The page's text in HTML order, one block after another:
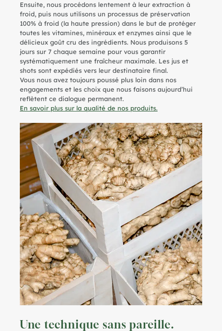
Ensuite, nous procédons lentement à leur extraction à
froid, puis nous utilisons un processus de préservation
100% à froid (la haute pression) dans le but de protéger
toutes les vitamines, minéraux et enzymes ainsi que le
délicieux goût cru des ingrédients. Nous produisons 5
jours sur 7 chaque semaine pour vous garantir
systématiquement une fraîcheur maximale. Les jus et
shots sont expédiés vers leur destinataire final.
Vous nous avez toujours poussé plus loin dans nos
engagements et les choix que nous faisons aujourd’hui
reflètent ce dialogue permanent.
En savoir plus sur la qualité de nos produits.
Une technique sans pareille.